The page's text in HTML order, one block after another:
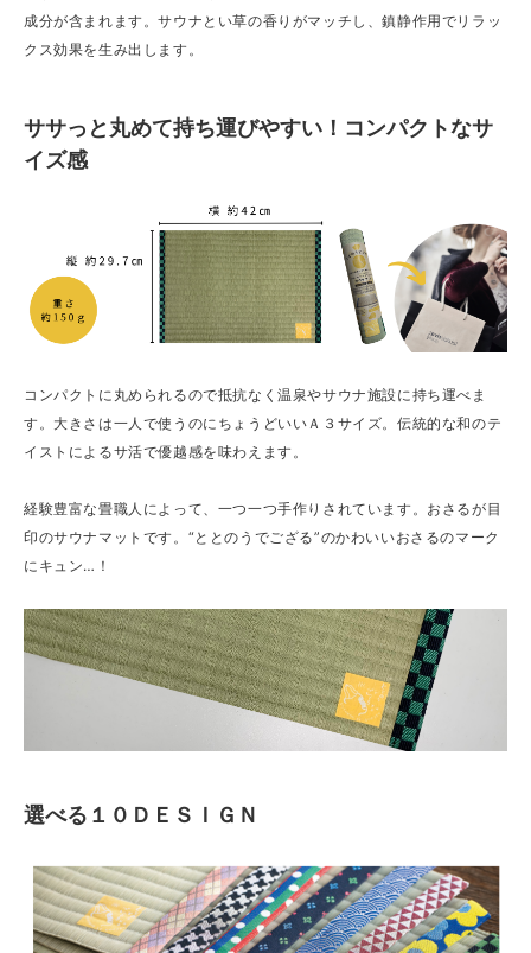
成分が含まれます。サウナとい草の香りがマッチし、鎮静作用でリラッ
クス効果を生み出します。
ササっと丸めて持ち運びやすい！コンパクトなサ
イズ感
コンパクトに丸められるので抵抗なく温泉やサウナ施設に持ち運べま
す。大きさは一人で使うのにちょうどいいＡ３サイズ。伝統的な和のテ
イストによるサ活で優越感を味わえます。
経験豊富な畳職人によって、一つ一つ手作りされています。おさるが目
印のサウナマットです。“ととのうでござる”のかわいいおさるのマーク
にキュン…！
選べる１０ＤＥＳＩＧＮ